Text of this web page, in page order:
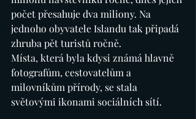
počet přesahuje dva miliony. Na
jednoho obyvatele Islandu tak připadá
zhruba pět turistů ročně.
Místa, která byla kdysi známá hlavně
fotografům, cestovatelům a
milovníkům přírody, se stala
světovými ikonami sociálních sítí.